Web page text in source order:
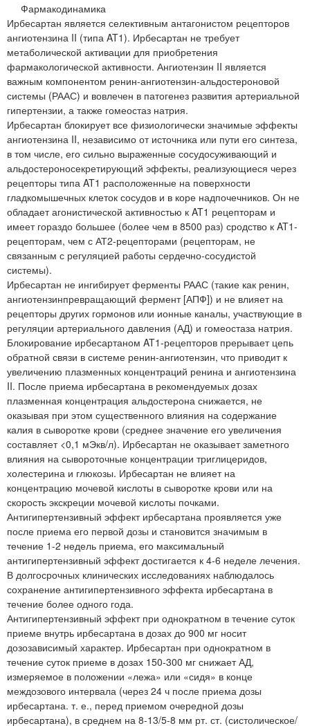
Фармакодинамика
Ирбесартан является селективным антагонистом рецепторов
ангиотензина II (типа AT1). Ирбесартан не требует
метаболической активации для приобретения
фармакологической активности. Ангиотензин II является
важным компонентом ренин-ангиотензин-альдостероновой
системы (РААС) и вовлечен в патогенез развития артериальной
гипертензии, а также гомеостаз натрия.
Ирбесартан блокирует все физиологически значимые эффекты
ангиотензина II, независимо от источника или пути его синтеза,
в том числе, его сильно выраженные сосудосуживающий и
альдостероносекретирующий эффекты, реализующиеся через
рецепторы типа AT1 расположенные на поверхности
гладкомышечных клеток сосудов и в коре надпочечников. Он не
обладает агонистической активностью к AT1 рецепторам и
имеет гораздо большее (более чем в 8500 раз) сродство к AT1-
рецепторам, чем с АТ2-рецепторами (рецепторам, не
связанным с регуляцией работы сердечно-сосудистой
системы).
Ирбесартан не ингибирует ферменты РААС (такие как ренин,
ангиотензинпревращающий фермент [АПФ]) и не влияет на
рецепторы других гормонов или ионные каналы, участвующие в
регуляции артериального давления (АД) и гомеостаза натрия.
Блокирование ирбесартаном AT1-рецепторов прерывает цепь
обратной связи в системе ренин-ангиотензин, что приводит к
увеличению плазменных концентраций ренина и ангиотензина
II. После приема ирбесартана в рекомендуемых дозах
плазменная концентрация альдостерона снижается, не
оказывая при этом существенного влияния на содержание
калия в сыворотке крови (среднее значение его увеличения
составляет <0,1 мЭкв/л). Ирбесартан не оказывает заметного
влияния на сывороточные концентрации триглицеридов,
холестерина и глюкозы. Ирбесартан не влияет на
концентрацию мочевой кислоты в сыворотке крови или на
скорость экскреции мочевой кислоты почками.
Антигипертензивный эффект ирбесартана проявляется уже
после приема его первой дозы и становится значимым в
течение 1-2 недель приема, его максимальный
антигипертензивный эффект достигается к 4-6 неделе лечения.
В долгосрочных клинических исследованиях наблюдалось
сохранение антигипертензивного эффекта ирбесартана в
течение более одного года.
Антигипертензивный эффект при однократном в течение суток
приеме внутрь ирбесартана в дозах до 900 мг носит
дозозависимый характер. Ирбесартан при однократном в
течение суток приеме в дозах 150-300 мг снижает АД,
измеряемое в положении «лежа» или «сидя» в конце
междозового интервала (через 24 ч после приема дозы
ирбесартана. т. е., перед приемом очередной дозы
ирбесартана), в среднем на 8-13/5-8 мм рт. ст. (систолическое/